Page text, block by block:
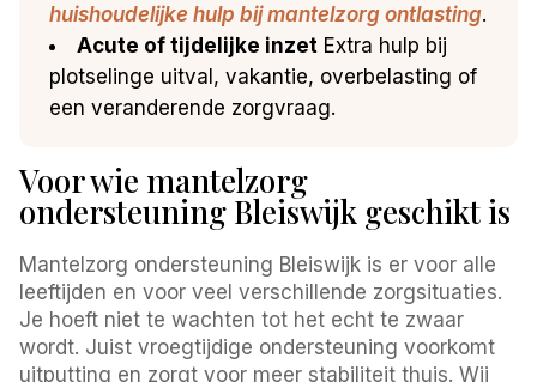
huishoudelijke hulp bij mantelzorg ontlasting.
Acute of tijdelijke inzet Extra hulp bij
plotselinge uitval, vakantie, overbelasting of
een veranderende zorgvraag.
Voor wie mantelzorg
ondersteuning Bleiswijk geschikt is
Mantelzorg ondersteuning Bleiswijk is er voor alle
leeftijden en voor veel verschillende zorgsituaties.
Je hoeft niet te wachten tot het echt te zwaar
wordt. Juist vroegtijdige ondersteuning voorkomt
uitputting en zorgt voor meer stabiliteit thuis. Wij